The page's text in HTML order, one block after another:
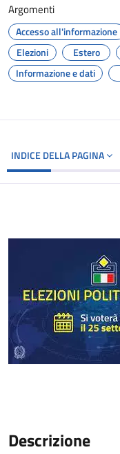
Argomenti
Accesso all'informazione
Elezioni
Estero
Informazione e dati
INDICE DELLA PAGINA
Descrizione